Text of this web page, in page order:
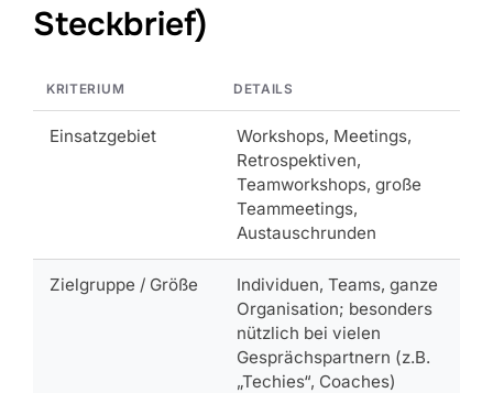
Steckbrief)
KRITERIUM DETAILS
Einsatzgebiet
Workshops, Meetings,
Retrospektiven,
Teamworkshops, große
Teammeetings,
Austauschrunden
Zielgruppe / Größe
Individuen, Teams, ganze
Organisation; besonders
nützlich bei vielen
Gesprächspartnern (z.B.
„Techies“, Coaches)